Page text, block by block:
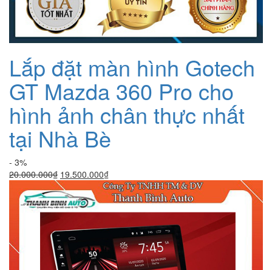
Lắp đặt màn hình Gotech
GT Mazda 360 Pro cho
hình ảnh chân thực nhất
tại Nhà Bè
- 3%
20.000.000₫ Giá
gốc
là:
20.000.000₫.
19.500.000₫Giá
hiện
tại
là:
19.500.000₫.